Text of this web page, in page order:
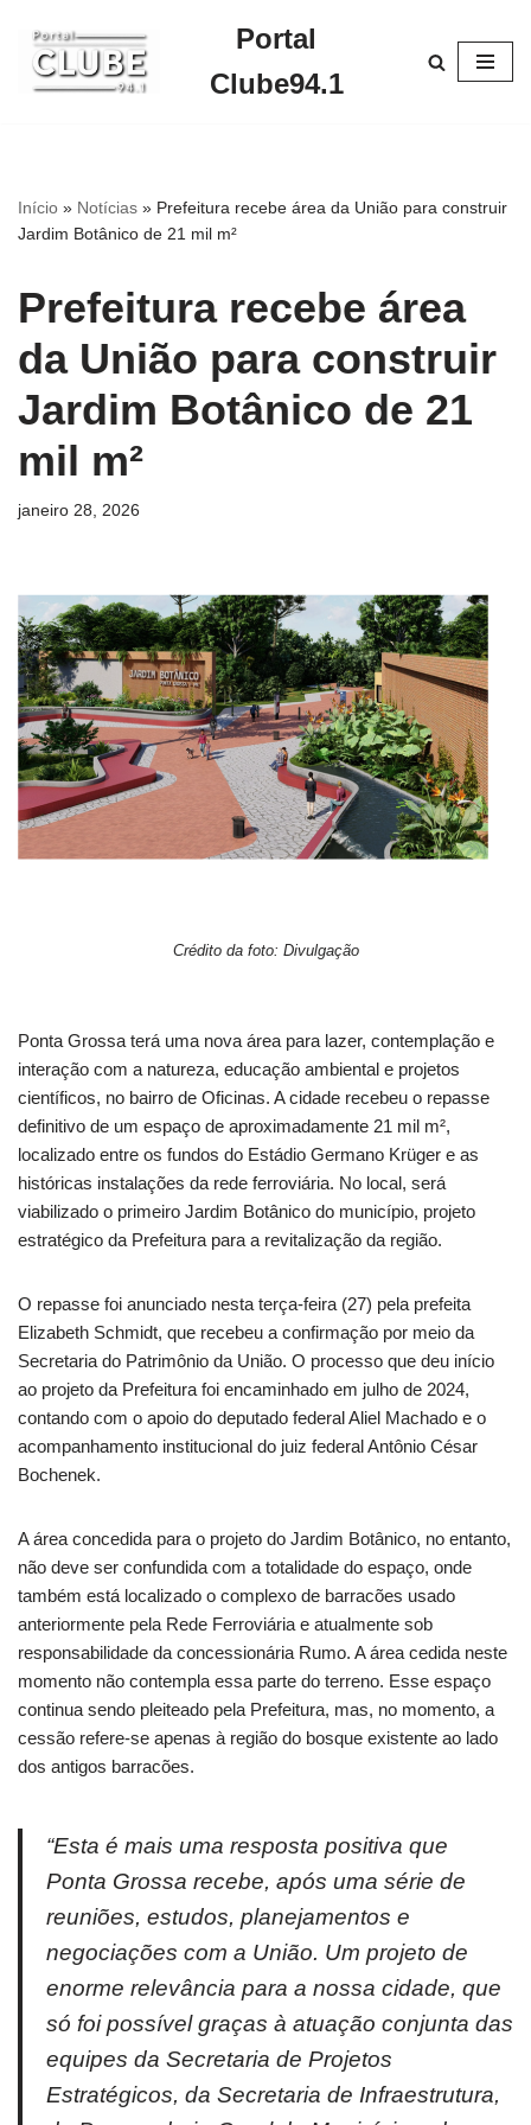
Pular
para
Portal
Clube94.1
Início » Notícias » Prefeitura recebe área da União para construir
Jardim Botânico de 21 mil m²
Prefeitura recebe área
da União para construir
Jardim Botânico de 21
mil m²
janeiro 28, 2026
Crédito da foto: Divulgação
Ponta Grossa terá uma nova área para lazer, contemplação e
interação com a natureza, educação ambiental e projetos
científicos, no bairro de Oficinas. A cidade recebeu o repasse
definitivo de um espaço de aproximadamente 21 mil m²,
localizado entre os fundos do Estádio Germano Krüger e as
históricas instalações da rede ferroviária. No local, será
viabilizado o primeiro Jardim Botânico do município, projeto
estratégico da Prefeitura para a revitalização da região.
O repasse foi anunciado nesta terça-feira (27) pela prefeita
Elizabeth Schmidt, que recebeu a confirmação por meio da
Secretaria do Patrimônio da União. O processo que deu início
ao projeto da Prefeitura foi encaminhado em julho de 2024,
contando com o apoio do deputado federal Aliel Machado e o
acompanhamento institucional do juiz federal Antônio César
Bochenek.
A área concedida para o projeto do Jardim Botânico, no entanto,
não deve ser confundida com a totalidade do espaço, onde
também está localizado o complexo de barracões usado
anteriormente pela Rede Ferroviária e atualmente sob
responsabilidade da concessionária Rumo. A área cedida neste
momento não contempla essa parte do terreno. Esse espaço
continua sendo pleiteado pela Prefeitura, mas, no momento, a
cessão refere-se apenas à região do bosque existente ao lado
dos antigos barracões.
“Esta é mais uma resposta positiva que
Ponta Grossa recebe, após uma série de
reuniões, estudos, planejamentos e
negociações com a União. Um projeto de
enorme relevância para a nossa cidade, que
só foi possível graças à atuação conjunta das
equipes da Secretaria de Projetos
Estratégicos, da Secretaria de Infraestrutura,